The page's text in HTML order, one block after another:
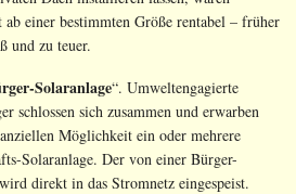
einer bestimmten Größe rentabel – früher
und zu teuer.
Solaranlage“. Umweltengagierte
schlossen sich zusammen und erwarben
Möglichkeit ein oder mehrere
Solaranlage. Der von einer Bürger-
direkt in das Stromnetz eingespeist.